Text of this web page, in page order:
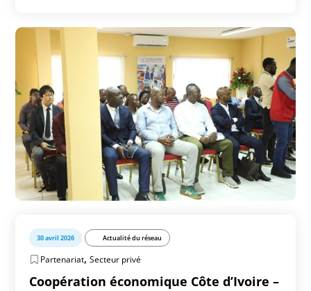
30 avril 2026 Actualité du réseau
Partenariat,Secteur privé
Coopération économique Côte d’Ivoire –